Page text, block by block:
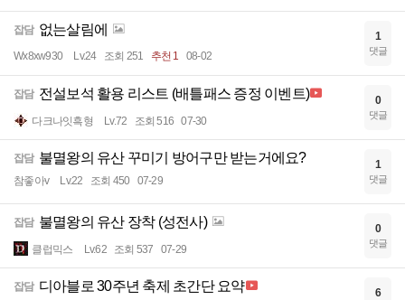
잡담 없는살림에
Wx8xw930 Lv.24 조회 251 추천 1 08-02
1
댓글
잡담 전설보석 활용 리스트 (배틀패스 증정 이벤트)
다크나잇흑형 Lv.72 조회 516 07-30
0
댓글
잡담 불멸왕의 유산 꾸미기 방어구만 받는거에요?
참좋아v Lv.22 조회 450 07-29
1
댓글
잡담 불멸왕의 유산 장착 (성전사)
클럽믹스 Lv.62 조회 537 07-29
0
댓글
잡담 디아블로 30주년 축제 초간단 요약 6